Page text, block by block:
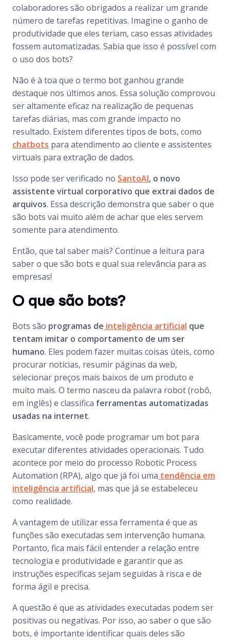
colaboradores são obrigados a realizar um grande
número de tarefas repetitivas. Imagine o ganho de
produtividade que eles teriam, caso essas atividades
fossem automatizadas. Sabia que isso é possível com
o uso dos bots?
Não é à toa que o termo bot ganhou grande
destaque nos últimos anos. Essa solução comprovou
ser altamente eficaz na realização de pequenas
tarefas diárias, mas com grande impacto no
resultado. Existem diferentes tipos de bots, como
chatbots para atendimento ao cliente e assistentes
virtuais para extração de dados.
Isso pode ser verificado no SantoAI, o novo
assistente virtual corporativo que extrai dados de
arquivos. Essa descrição demonstra que saber o que
são bots vai muito além de achar que eles servem
somente para atendimento.
Então, que tal saber mais? Continue a leitura para
saber o que são bots e qual sua relevância para as
empresas!
O que são bots?
Bots são programas de inteligência artificial que
tentam imitar o comportamento de um ser
humano. Eles podem fazer muitas coisas úteis, como
procurar notícias, resumir páginas da web,
selecionar preços mais baixos de um produto e
muito mais. O termo nasceu da palavra robot(robô,
em inglês) e classifica ferramentas automatizadas
usadas na internet.
Basicamente, você pode programar um bot para
executar diferentes atividades operacionais. Tudo
acontece por meio do processo Robotic Process
Automation (RPA), algo que já foi uma tendência em
inteligência artificial, mas que já se estabeleceu
como realidade.
A vantagem de utilizar essa ferramenta é que as
funções são executadas sem intervenção humana.
Portanto, fica mais fácil entender a relação entre
tecnologia e produtividade e garantir que as
instruções específicas sejam seguidas à risca e de
forma ágil e precisa.
A questão é que as atividades executadas podem ser
positivas ou negativas. Por isso, ao saber o que são
bots, é importante identificar quais deles são